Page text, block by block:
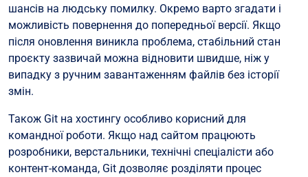
шансів на людську помилку. Окремо варто згадати і
можливість повернення до попередньої версії. Якщо
після оновлення виникла проблема, стабільний стан
проєкту зазвичай можна відновити швидше, ніж у
випадку з ручним завантаженням файлів без історії
змін.
Також Git на хостингу особливо корисний для
командної роботи. Якщо над сайтом працюють
розробники, верстальники, технічні спеціалісти або
контент-команда, Git дозволяє розділяти процес